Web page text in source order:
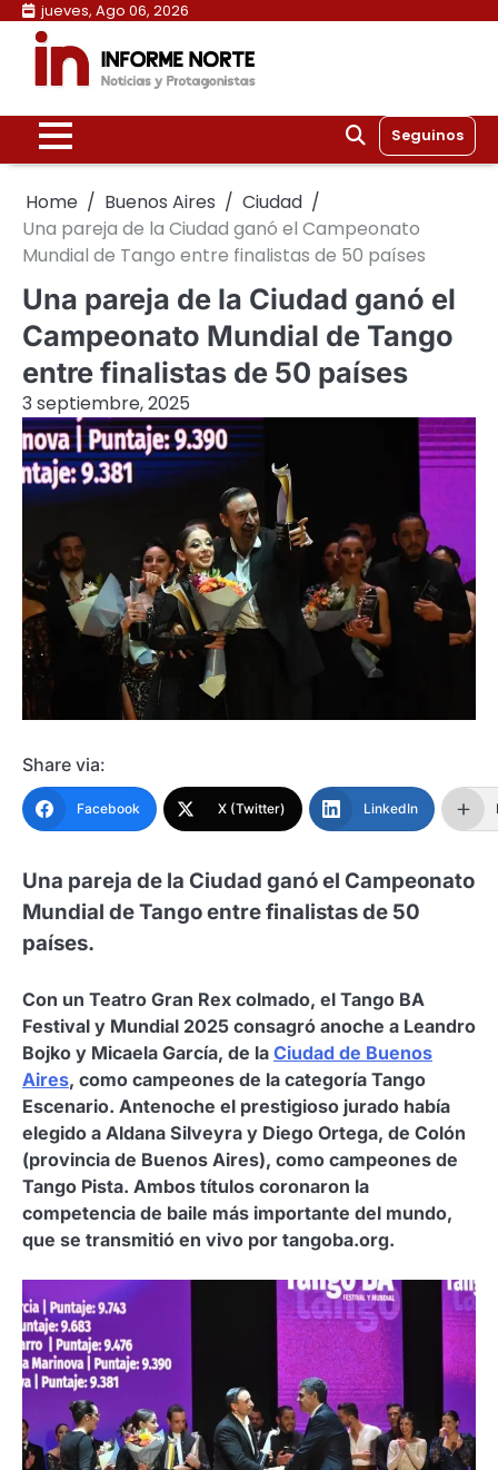
Skip
content
jueves, Ago 06, 2026
Seguinos
Home Buenos Aires
Ciudad
Una pareja de la Ciudad ganó el Campeonato
Mundial de Tango entre finalistas de 50 países
Una pareja de la Ciudad ganó el
Campeonato Mundial de Tango
entre finalistas de 50 países
3 septiembre, 2025
Share via:
Facebook X (Twitter) LinkedIn
Una pareja de la Ciudad ganó el Campeonato
Mundial de Tango entre finalistas de 50
países.
Con un Teatro Gran Rex colmado, el Tango BA
Festival y Mundial 2025 consagró anoche a Leandro
Bojko y Micaela García, de la Ciudad de Buenos
Aires, como campeones de la categoría Tango
Escenario. Antenoche el prestigioso jurado había
elegido a Aldana Silveyra y Diego Ortega, de Colón
(provincia de Buenos Aires), como campeones de
Tango Pista. Ambos títulos coronaron la
competencia de baile más importante del mundo,
que se transmitió en vivo por tangoba.org.